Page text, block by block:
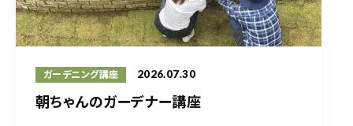
ガーデニング講座 2026.07.30
朝ちゃんのガーデナー講座